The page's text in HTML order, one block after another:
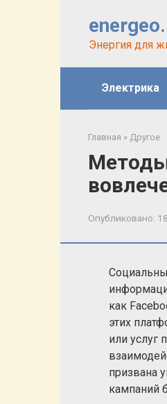
Энергия для
Электрика
Главная » Другое
Опубликовано:
как
этих
или услуг
призвана
кампаний